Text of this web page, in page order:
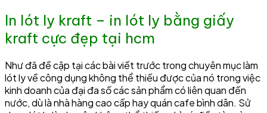
In lót ly kraft – in lót ly bằng giấy
kraft cực đẹp tại hcm
Như đã đề cập tại các bài viết trước trong chuyên mục làm
lót ly về công dụng không thể thiếu được của nó trong việc
kinh doanh của đại đa số các sản phẩm có liên quan đến
nước, dù là nhà hàng cao cấp hay quán cafe bình dân. Sử